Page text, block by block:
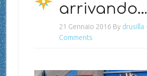
arrivando…
21 Gennaio 2016 By drusilla
Comments